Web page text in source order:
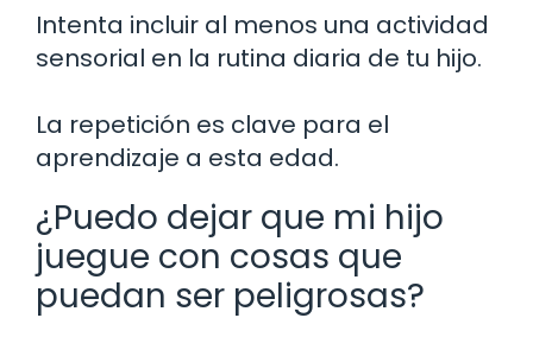
Intenta incluir al menos una actividad
sensorial en la rutina diaria de tu hijo.
La repetición es clave para el
aprendizaje a esta edad.
¿Puedo dejar que mi hijo
juegue con cosas que
puedan ser peligrosas?